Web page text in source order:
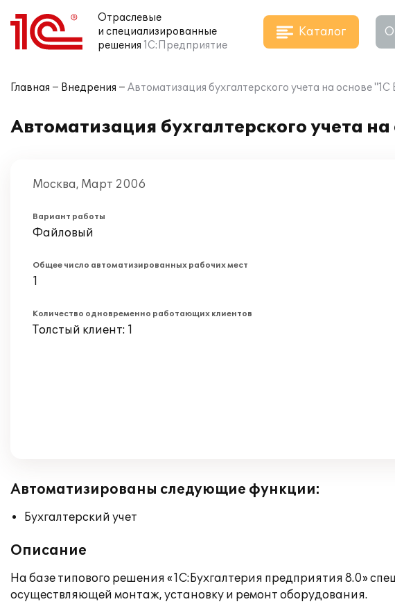
Отраслевые
и специализированные
решения 1С:Предприятие
Каталог О
Главная Внедрения Автоматизация бухгалтерского учета на основе "1C
Автоматизация бухгалтерского учета
Москва, Март 2006
Вариант работы
Файловый
Общее число автоматизированных рабочих мест
1
Количество одновременно работающих клиентов
Толстый клиент: 1
Автоматизированы следующие функции:
Бухгалтерский учет
Описание
На базе типового решения «1С:Бухгалтерия предприятия 8.0»
осуществляющей монтаж, установку и ремонт оборудования.